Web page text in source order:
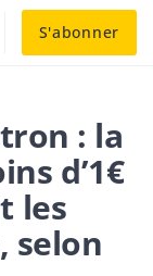
S'abonner
: la
d’1€
les
selon